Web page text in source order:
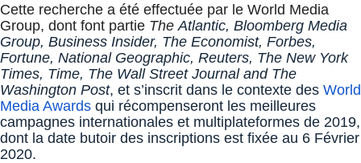
Cette recherche a été effectuée par le World Media
Group, dont font partie The Atlantic, Bloomberg Media
Group, Business Insider, The Economist, Forbes,
Fortune, National Geographic, Reuters, The New York
Times, Time, The Wall Street Journal and The
Washington Post, et s’inscrit dans le contexte des World
Media Awards qui récompenseront les meilleures
campagnes internationales et multiplateformes de 2019,
dont la date butoir des inscriptions est fixée au 6 Février
2020.